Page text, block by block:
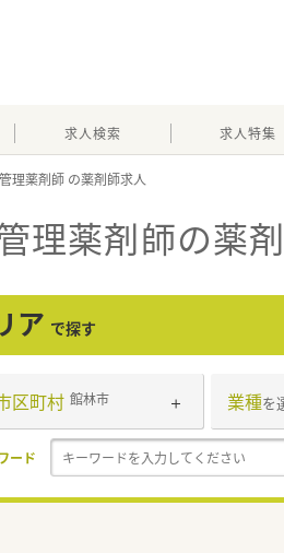
求人検索 求人特集
管理薬剤師
理薬剤師の薬
ア で探す
区町村 館林市 業種を
ード